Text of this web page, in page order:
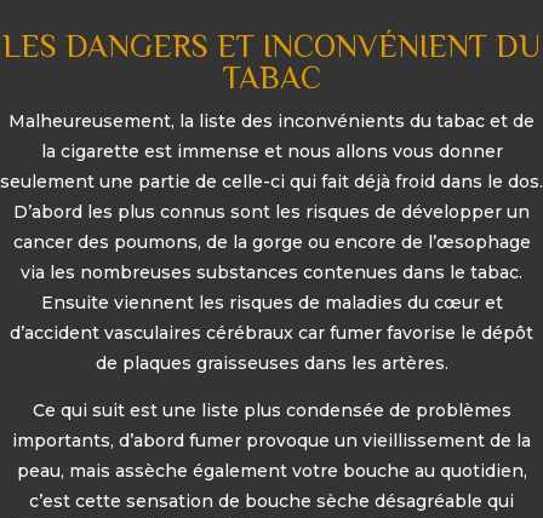
LES DANGERS ET INCONVÉNIENT DU
TABAC
Malheureusement, la liste des inconvénients du tabac et de
la cigarette est immense et nous allons vous donner
seulement une partie de celle-ci qui fait déjà froid dans le dos.
D’abord les plus connus sont les risques de développer un
cancer des poumons, de la gorge ou encore de l’œsophage
via les nombreuses substances contenues dans le tabac.
Ensuite viennent les risques de maladies du cœur et
d’accident vasculaires cérébraux car fumer favorise le dépôt
de plaques graisseuses dans les artères.
Ce qui suit est une liste plus condensée de problèmes
importants, d’abord fumer provoque un vieillissement de la
peau, mais assèche également votre bouche au quotidien,
c’est cette sensation de bouche sèche désagréable qui